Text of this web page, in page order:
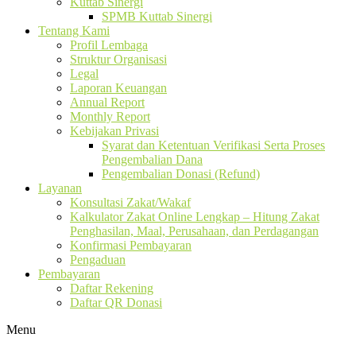
SPMB Kuttab Sinergi
Tentang Kami
Profil Lembaga
Struktur Organisasi
Legal
Laporan Keuangan
Annual Report
Monthly Report
Kebijakan Privasi
Syarat dan Ketentuan Verifikasi Serta Proses
Pengembalian Dana
Pengembalian Donasi (Refund)
Layanan
Konsultasi Zakat/Wakaf
Kalkulator Zakat Online Lengkap – Hitung Zakat
Penghasilan, Maal, Perusahaan, dan Perdagangan
Konfirmasi Pembayaran
Pengaduan
Pembayaran
Daftar Rekening
Daftar QR Donasi
Menu